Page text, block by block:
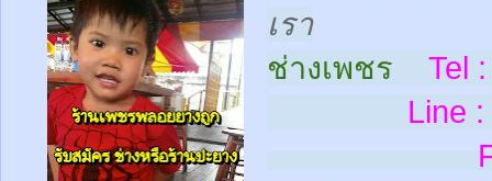
เรา
ช่างเพชร
Tel :
Line :